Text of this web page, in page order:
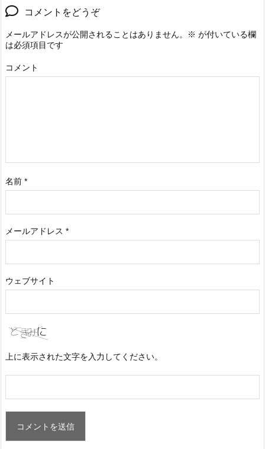
コメントをどうぞ
メールアドレスが公開されることはありません。 ※ が付いている欄
は必須項目です
コメント
名前 *
メールアドレス *
ウェブサイト
上に表示された文字を入力してください。